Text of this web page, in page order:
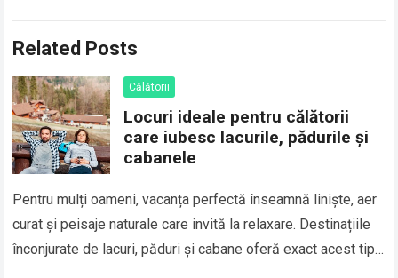
Related Posts
Călătorii
Locuri ideale pentru călătorii
care iubesc lacurile, pădurile și
cabanele
Pentru mulți oameni, vacanța perfectă înseamnă liniște, aer
curat și peisaje naturale care invită la relaxare. Destinațiile
înconjurate de lacuri, păduri și cabane oferă exact acest tip